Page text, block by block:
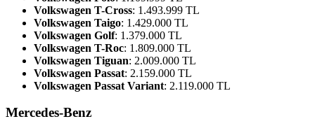
Volkswagen T-Cross: 1.493.999 TL
Volkswagen Taigo: 1.429.000 TL
Volkswagen Golf: 1.379.000 TL
Volkswagen T-Roc: 1.809.000 TL
Volkswagen Tiguan: 2.009.000 TL
Volkswagen Passat: 2.159.000 TL
Volkswagen Passat Variant: 2.119.000 TL
Mercedes-Benz